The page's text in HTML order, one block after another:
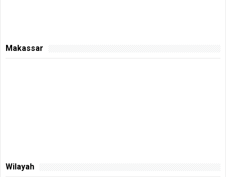
Makassar
Wilayah